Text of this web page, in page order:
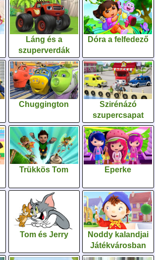
Láng és a
szuperverdák
Dóra a felfedező
Chuggington
Szirénázó
szupercsapat
Trükkös Tom Eperke
Tom és Jerry
Noddy kalandjai
Játékvárosban